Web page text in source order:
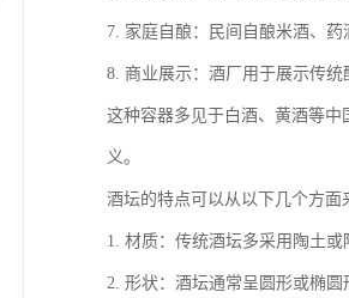
7. 家庭自酿：民间自酿米酒、药
8. 商业展示：酒厂用于展示传统
这种容器多见于白酒、黄酒等
义。
酒坛的特点可以从以下几个方面
1. 材质：传统酒坛多采用陶土
2. 形状：酒坛通常呈圆形或椭